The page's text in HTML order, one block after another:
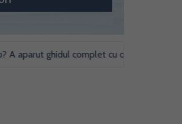
ghidul complet cu obligatii fiscale si